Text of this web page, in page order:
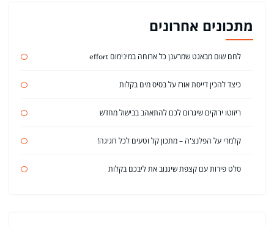
מתכונים אחרונים
לחם שום מבאגט שמרענן כל ארוחה במינימום effort
כיצד להכין דייסת אורז על בסיס מים בקלות
ריזוטו ירוקים שיגרום לכם להתאהב בבישול מחדש
קלמרי על הפלנצ'ה – מתכון קל וטעים לכל חגיגה!
סלט פירות עם קצפת שיגנוב את ליבכם בקלות